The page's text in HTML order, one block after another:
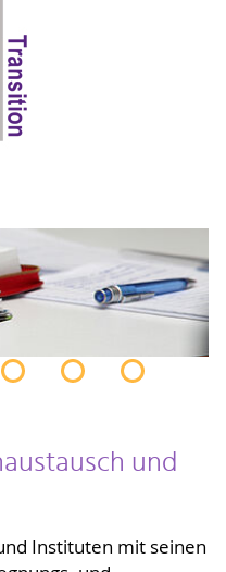
und
Instituten mit seinen